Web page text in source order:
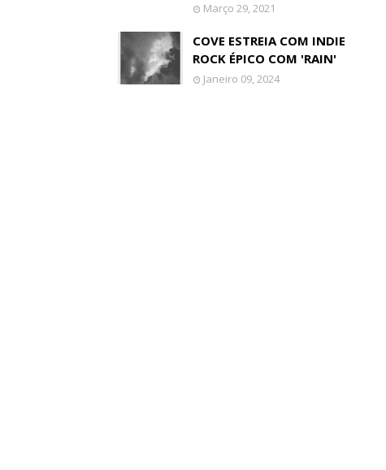
Março 29, 2021
COVE ESTREIA COM INDIE
ROCK ÉPICO COM 'RAIN'
Janeiro 09, 2024